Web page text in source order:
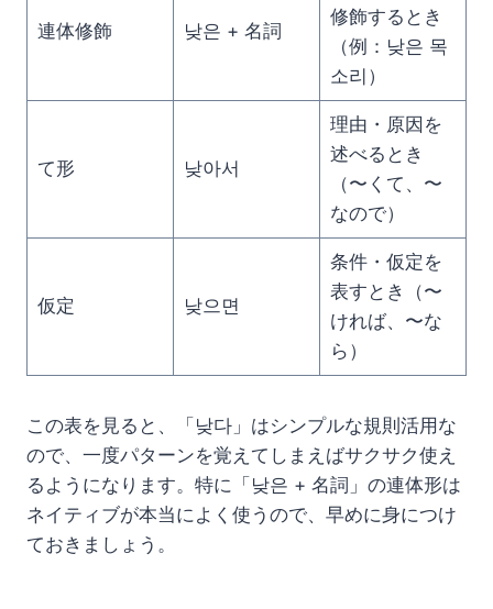
連体修飾 낮은 + 名詞
修飾するとき
（例：낮은 목
소리）
て形 낮아서
理由・原因を
述べるとき
（〜くて、〜
なので）
仮定 낮으면
条件・仮定を
表すとき（〜
ければ、〜な
ら）
この表を見ると、「낮다」はシンプルな規則活用な
ので、一度パターンを覚えてしまえばサクサク使え
るようになります。特に「낮은 + 名詞」の連体形は
ネイティブが本当によく使うので、早めに身につけ
ておきましょう。